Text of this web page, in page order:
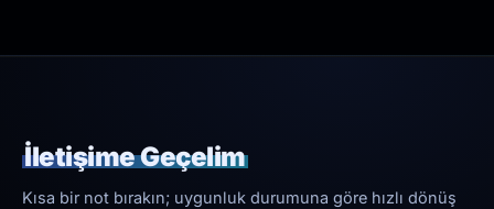
İletişime Geçelim
Kısa bir not bırakın; uygunluk durumuna göre hızlı dönüş